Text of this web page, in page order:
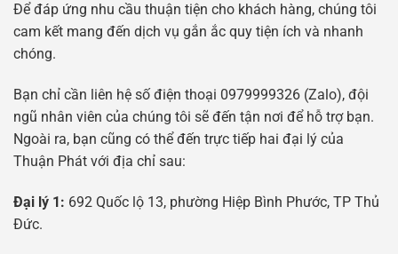
Để đáp ứng nhu cầu thuận tiện cho khách hàng, chúng tôi
cam kết mang đến dịch vụ gắn ắc quy tiện ích và nhanh
chóng.
Bạn chỉ cần liên hệ số điện thoại 0979999326 (Zalo), đội
ngũ nhân viên của chúng tôi sẽ đến tận nơi để hỗ trợ bạn.
Ngoài ra, bạn cũng có thể đến trực tiếp hai đại lý của
Thuận Phát với địa chỉ sau:
Đại lý 1: 692 Quốc lộ 13, phường Hiệp Bình Phước, TP Thủ
Đức.